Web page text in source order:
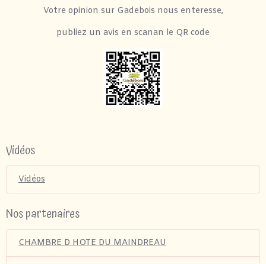
Votre opinion sur Gadebois nous enteresse,
publiez un avis en scanan le QR code
Vidéos
Vidéos
Nos partenaires
CHAMBRE D HOTE DU MAINDREAU